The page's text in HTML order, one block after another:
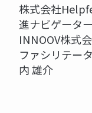
株式会社
進ナビゲータ
INNOOV株式
ファシリテー
内 雄介